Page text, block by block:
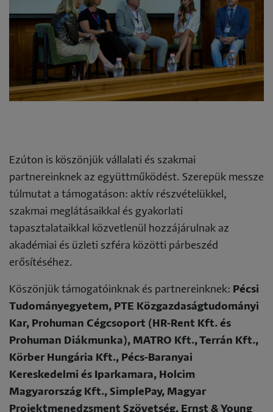
Ezúton is köszönjük vállalati és szakmai
partnereinknek az együttműködést. Szerepük messze
túlmutat a támogatáson: aktív részvételükkel,
szakmai meglátásaikkal és gyakorlati
tapasztalataikkal közvetlenül hozzájárulnak az
akadémiai és üzleti szféra közötti párbeszéd
erősítéséhez.
Köszönjük támogatóinknak és partnereinknek: Pécsi
Tudományegyetem, PTE Közgazdaságtudományi
Kar, Prohuman Cégcsoport (HR-Rent Kft. és
Prohuman Diákmunka), MATRO Kft., Terrán Kft.,
Körber Hungária Kft., Pécs-Baranyai
Kereskedelmi és Iparkamara, Holcim
Magyarország Kft., SimplePay, Magyar
Projektmenedzsment Szövetség, Ernst & Young